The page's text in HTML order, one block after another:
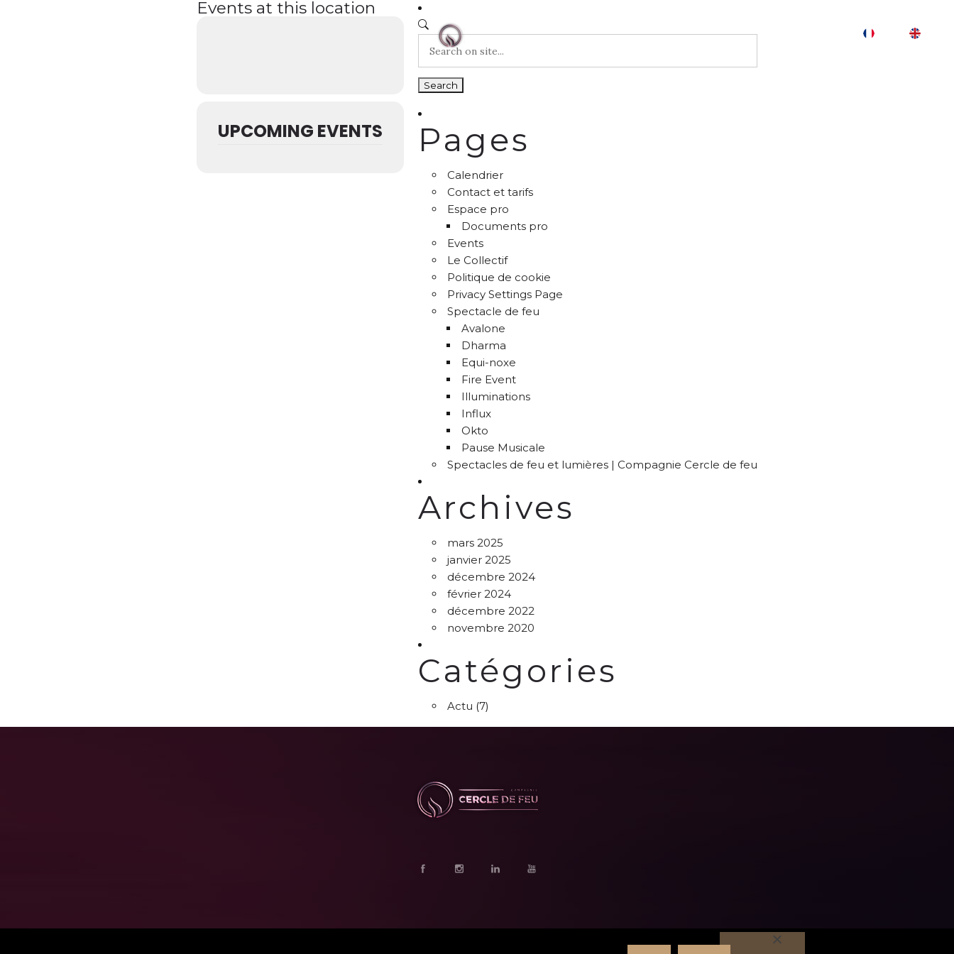
Events at this location
UPCOMING EVENTS Pages
Calendrier
Contact et tarifs
Espace pro
Documents pro
Events
Le Collectif
Politique de cookie
Privacy Settings Page
Spectacle de feu
Avalone
Dharma
Equi-noxe
Fire Event
Illuminations
Influx
Okto
Pause Musicale
Spectacles de feu et lumières | Compagnie Cercle de feu
Archives
mars 2025
janvier 2025
décembre 2024
février 2024
décembre 2022
novembre 2020
Catégories
Actu (7)